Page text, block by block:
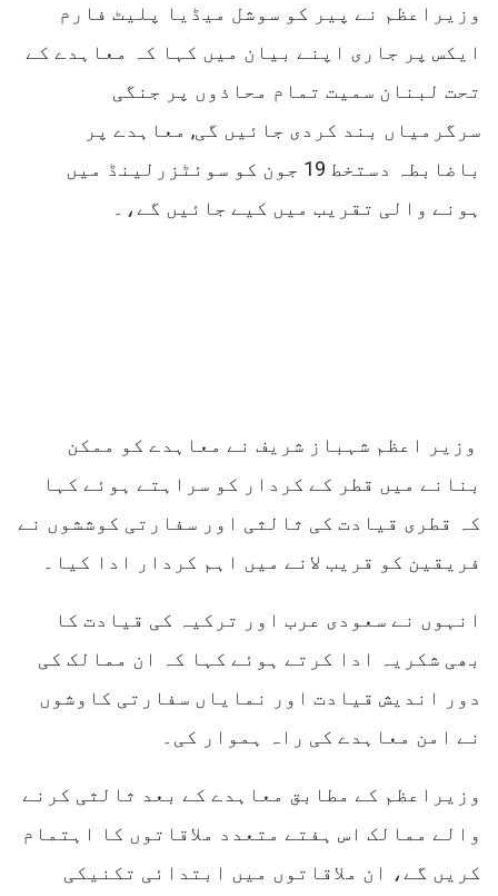
وزیراعظم نے پیر کو سوشل میڈیا پلیٹ فارم
ایکس پر جاری اپنے بیان میں کہا کہ معاہدے کے
تحت لبنان سمیت تمام محاذوں پر جنگی
سرگرمیاں بند کردی جائیں گی, معاہدے پر
باضابطہ دستخط 19 جون کو سوئٹزرلینڈ میں
ہونے والی تقریب میں کیے جائیں گے،۔
وزیر اعظم شہباز شریف نے معاہدے کو ممکن
بنانے میں قطر کے کردار کو سراہتے ہوئے کہا
کہ قطری قیادت کی ثالثی اور سفارتی کوششوں نے
فریقین کو قریب لانے میں اہم کردار ادا کیا۔
انہوں نے سعودی عرب اور ترکیہ کی قیادت کا
بھی شکریہ ادا کرتے ہوئے کہا کہ ان ممالک کی
دور اندیش قیادت اور نمایاں سفارتی کاوشوں
نے امن معاہدے کی راہ ہموار کی۔
وزیراعظم کے مطابق معاہدے کے بعد ثالثی کرنے
والے ممالک اس ہفتے متعدد ملاقاتوں کا اہتمام
کریں گے، ان ملاقاتوں میں ابتدائی تکنیکی